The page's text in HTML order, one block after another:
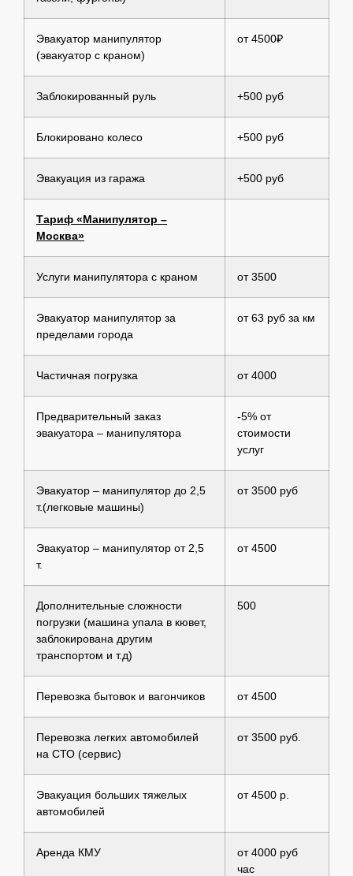
Эвакуатор манипулятор
(эвакуатор с краном)
от 4500₽
Заблокированный руль +500 руб
Блокировано колесо +500 руб
Эвакуация из гаража +500 руб
Тариф «Манипулятор –
Москва»
Услуги манипулятора с краном от 3500
Эвакуатор манипулятор за
пределами города
от 63 руб за км
Частичная погрузка от 4000
Предварительный заказ
эвакуатора – манипулятора
-5% от
стоимости
услуг
Эвакуатор – манипулятор до 2,5
т.(легковые машины)
от 3500 руб
Эвакуатор – манипулятор от 2,5
т.
от 4500
Дополнительные сложности
погрузки (машина упала в кювет,
заблокирована другим
транспортом и т.д)
500
Перевозка бытовок и вагончиков от 4500
Перевозка легких автомобилей
на СТО (сервис)
от 3500 руб.
Эвакуация больших тяжелых
автомобилей
от 4500 р.
Аренда КМУ
от 4000 руб
час